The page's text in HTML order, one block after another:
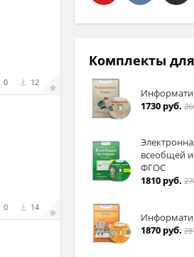
0 12
0 14
Комплекты
1730 руб.
всеобщей
ФГОС
1810 руб.
1870 руб.